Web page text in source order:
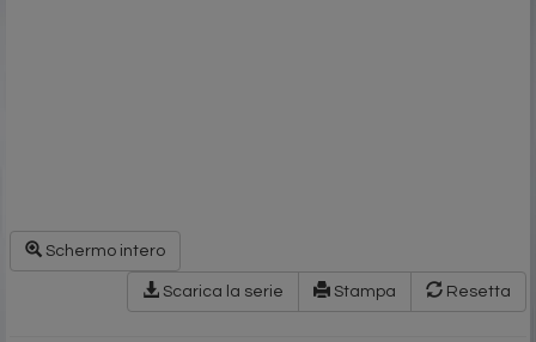
Schermo intero
Scarica la serie Stampa Resetta